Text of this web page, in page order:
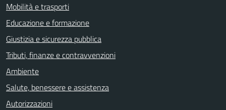
Mobilità e trasporti
Educazione e formazione
Giustizia e sicurezza pubblica
Tributi, finanze e contravvenzioni
Ambiente
Salute, benessere e assistenza
Autorizzazioni